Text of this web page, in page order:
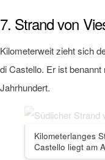
7. Strand von
Kilometerweit zieht sich
di Castello. Er ist
Jahrhundert.
Kilometerlanges
Castello liegt am